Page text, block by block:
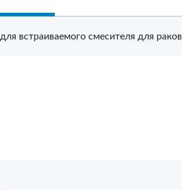
встраиваемого смесителя для